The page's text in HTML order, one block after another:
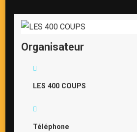
Organisateur
LES 400 COUPS
Téléphone